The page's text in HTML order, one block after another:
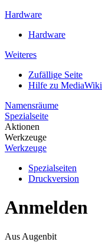
Hardware
Hardware
Weiteres
Zufällige Seite
Hilfe zu MediaWiki
Namensräume
Spezialseite
Aktionen
Werkzeuge
Werkzeuge
Spezialseiten
Druckversion
Anmelden
Aus Augenbit